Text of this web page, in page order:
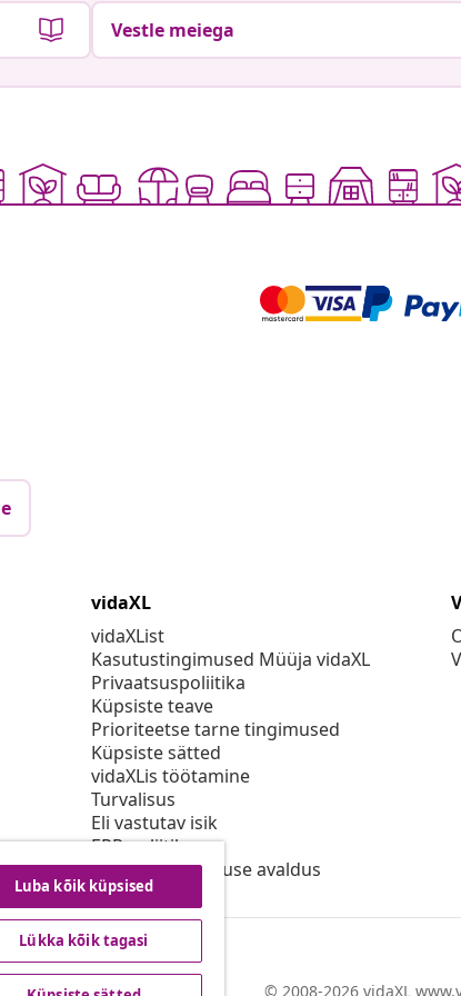
Vestle meiega
vidaXL
vidaXList
Kasutustingimused Müüja vidaXL
Privaatsuspoliitika
Küpsiste teave
Prioriteetse tarne tingimused
Küpsiste sätted
vidaXLis töötamine
Turvalisus
Eli vastutav isik
EPR poliitika
Juurdepääsetavuse avaldus
© 2008-2026 vidaXL
Luba kõik küpsised
Lükka kõik tagasi